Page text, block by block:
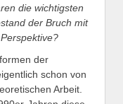
die wichtigsten
der Bruch mit
der
schon von
Arbeit.